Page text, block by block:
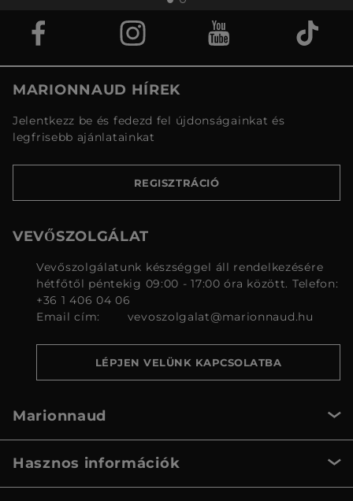
MARIONNAUD HÍREK
Jelentkezz be és fedezd fel újdonságainkat és
legfrisebb ajánlatainkat
REGISZTRÁCIÓ
VEVŐSZOLGÁLAT
Vevőszolgálatunk készséggel áll rendelkezésére
hétfőtől péntekig 09:00 - 17:00 óra között. Telefon:
+36 1 406 04 06
Email cím:
vevoszolgalat@marionnaud.hu
LÉPJEN VELÜNK KAPCSOLATBA
Marionnaud
Hasznos információk